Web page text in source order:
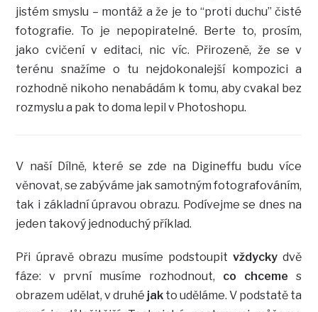
jistém smyslu – montáž a že je to “proti duchu” čisté
fotografie. To je nepopiratelné. Berte to, prosím,
jako cvičení v editaci, nic víc. Přirozeně, že se v
terénu snažíme o tu nejdokonalejší kompozici a
rozhodně nikoho nenabádám k tomu, aby cvakal bez
rozmyslu a pak to doma lepil v Photoshopu.
V naší Dílně, které se zde na Digineffu budu více
věnovat, se zabýváme jak samotným fotografováním,
tak i základní úpravou obrazu. Podívejme se dnes na
jeden takový jednoduchý příklad.
Při úpravě obrazu musíme podstoupitvždycky dvě
fáze: v první musíme rozhodnout, co chcemes
obrazem udělat, v druhé jak to uděláme. V podstatě ta